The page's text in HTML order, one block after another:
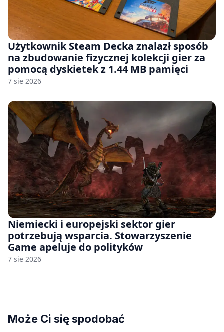
Użytkownik Steam Decka znalazł sposób
na zbudowanie fizycznej kolekcji gier za
pomocą dyskietek z 1.44 MB pamięci
7 sie 2026
Niemiecki i europejski sektor gier
potrzebują wsparcia. Stowarzyszenie
Game apeluje do polityków
7 sie 2026
Może Ci się spodobać